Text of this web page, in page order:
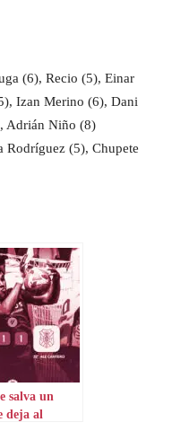
(6), Recio (5), Einar
Izan Merino (6), Dani
Adrián Niño (8)
Rodríguez (5), Chupete
salva un
deja al